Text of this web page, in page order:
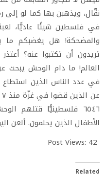
نقّال، ويذهبن بها كما لو إلى
في فلسطين شيئًا عاديًّا،
والمضحكة! هل يغضبكم
تريدون أن تكتبوا عنه؟
العالم! ما دام الوحش يبحث
في عدد الناس الذين استطاع
الأطفال الذين يحلمون. ألعن
Post Views: 42
Related